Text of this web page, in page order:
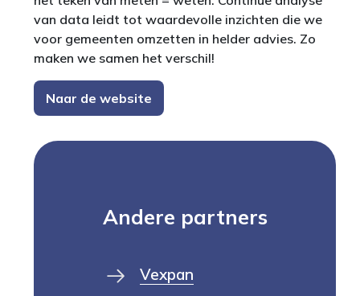
van data leidt tot waardevolle inzichten die we
voor gemeenten omzetten in helder advies. Zo
maken we samen het verschil!
Naar de website
Andere partners
Vexpan